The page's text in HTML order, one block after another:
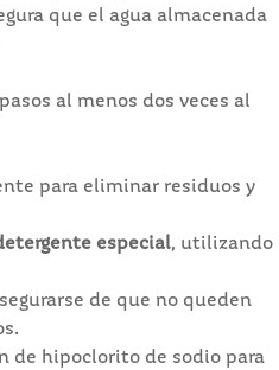
que el agua almacenada
al menos dos veces al
para eliminar residuos y
especial, utilizando
de que no queden
de hipoclorito de sodio para